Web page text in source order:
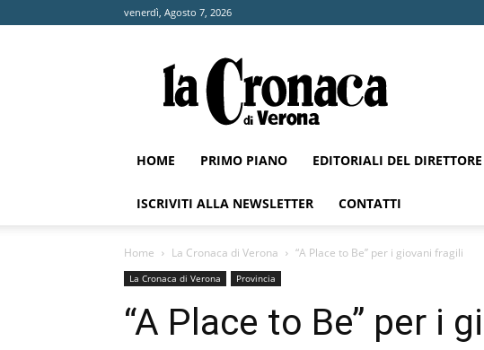
venerdì, Agosto 7, 2026
Cronaca
di
Verona
HOME PRIMO PIANO EDITORIALI DEL DIRETTORE
ISCRIVITI ALLA NEWSLETTER CONTATTI
Home La Cronaca di Verona “A Place to Be’’ per i giovani fragili
La Cronaca di Verona Provincia
“A Place to Be’’ per i